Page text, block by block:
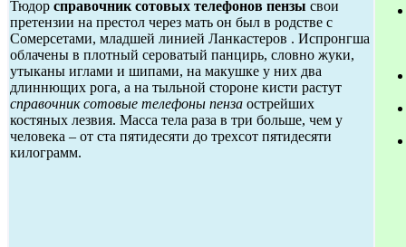
Тюдор справочник сотовых телефонов пензы свои
претензии на престол через мать он был в родстве с
Сомерсетами, младшей линией Ланкастеров . Испронгша
облачены в плотный сероватый панцирь, словно жуки,
утыканы иглами и шипами, на макушке у них два
длиннющих рога, а на тыльной стороне кисти растут
справочник сотовые телефоны пенза острейших
костяных лезвия. Масса тела раза в три больше, чем у
человека – от ста пятидесяти до трехсот пятидесяти
килограмм.